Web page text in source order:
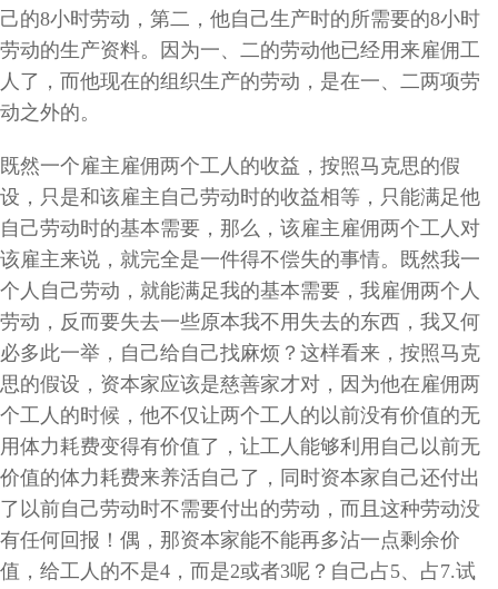
己的8小时劳动，第二，他自己生产时的所需要的8小时
劳动的生产资料。因为一、二的劳动他已经用来雇佣工
人了，而他现在的组织生产的劳动，是在一、二两项劳
动之外的。
既然一个雇主雇佣两个工人的收益，按照马克思的假
设，只是和该雇主自己劳动时的收益相等，只能满足他
自己劳动时的基本需要，那么，该雇主雇佣两个工人对
该雇主来说，就完全是一件得不偿失的事情。既然我一
个人自己劳动，就能满足我的基本需要，我雇佣两个人
劳动，反而要失去一些原本我不用失去的东西，我又何
必多此一举，自己给自己找麻烦？这样看来，按照马克
思的假设，资本家应该是慈善家才对，因为他在雇佣两
个工人的时候，他不仅让两个工人的以前没有价值的无
用体力耗费变得有价值了，让工人能够利用自己以前无
价值的体力耗费来养活自己了，同时资本家自己还付出
了以前自己劳动时不需要付出的劳动，而且这种劳动没
有任何回报！偶，那资本家能不能再多沾一点剩余价
值，给工人的不是4 ，而是2或者3呢？自己占5、占7.试